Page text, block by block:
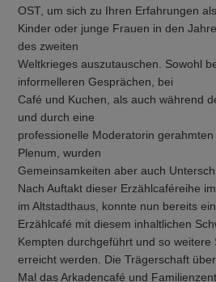
OST, um sich zu Ihren Erfahrungen als
Kinder oder junge Frauen in den
des zweiten
Weltkrieges auszutauschen. Sowohl
informelleren Gesprächen, bei
Café und Kuchen, als auch während
und durch eine
professionelle Moderatorin gerahmten
Plenum, wurden
Gemeinsamkeiten aber auch
Nach Auftakt dieser Erzählcaféreihe
im Altstadthaus, konnte nun bereits
Erzählcafé mit diesem inhaltlichen
Kempten durchgeführt und so weitere
erreicht werden. Die Trägerschaft
Mal das Arkadencafé und